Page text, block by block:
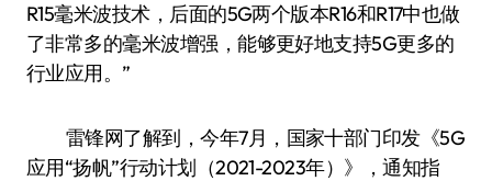
R15毫米波技术，后面的5G两个版本R16和R17中也做
了非常多的毫米波增强，能够更好地支持5G更多的
行业应用。”
雷锋网了解到，今年7月，国家十部门印发《5G
应用“扬帆”行动计划（2021-2023年）》，通知指